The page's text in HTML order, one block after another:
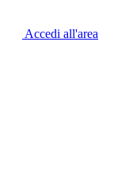
Accedi all'area